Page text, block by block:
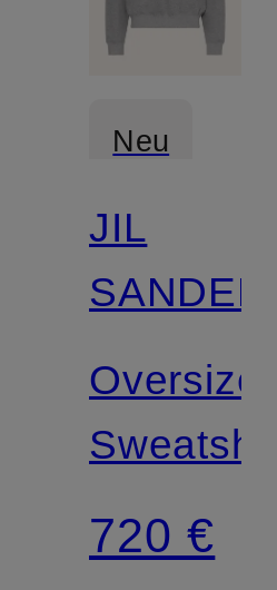
Neu
JIL
SANDER
Oversized-
Sweatshirt
720 €